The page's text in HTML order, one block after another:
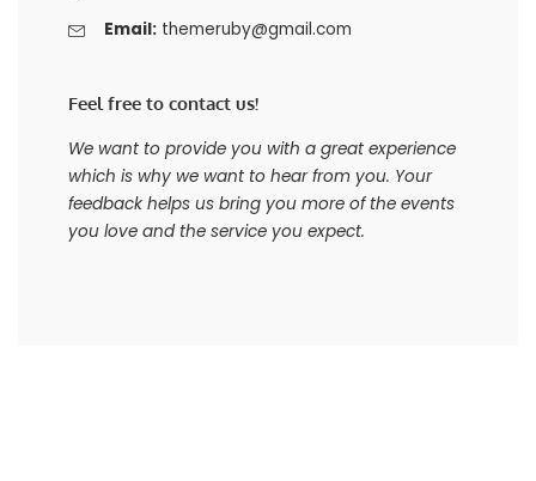
Email: themeruby@gmail.com
Feel free to contact us!
We want to provide you with a great experience
which is why we want to hear from you. Your
feedback helps us bring you more of the events
you love and the service you expect.